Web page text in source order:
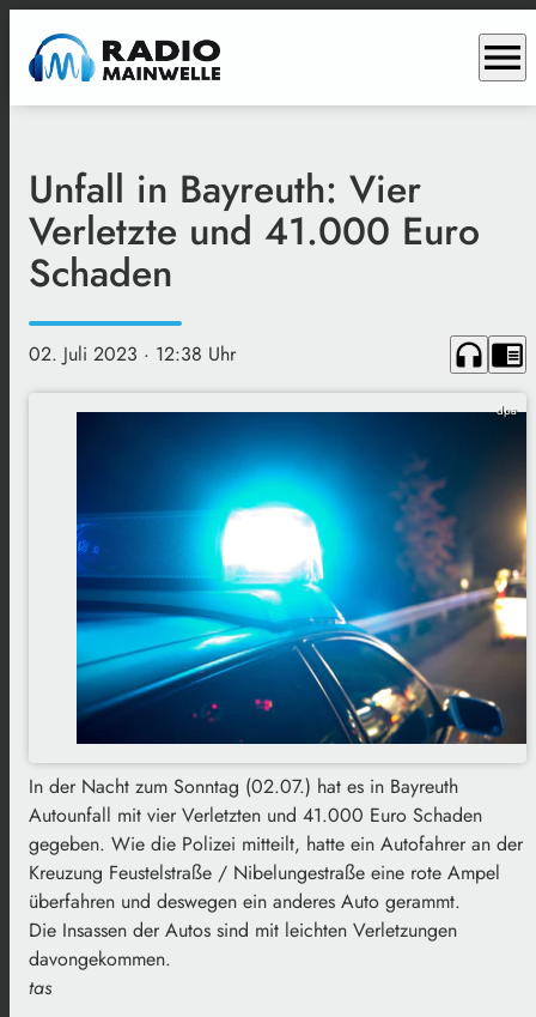
menu
Unfall in Bayreuth: Vier
Verletzte und 41.000 Euro
Schaden
02. Juli 2023 · 12:38 Uhr headphones chrome_reader_mode
dpa
In der Nacht zum Sonntag (02.07.) hat es in Bayreuth
Autounfall mit vier Verletzten und 41.000 Euro Schaden
gegeben. Wie die Polizei mitteilt, hatte ein Autofahrer an der
Kreuzung Feustelstraße / Nibelungestraße eine rote Ampel
überfahren und deswegen ein anderes Auto gerammt.
Die Insassen der Autos sind mit leichten Verletzungen
davongekommen.
tas